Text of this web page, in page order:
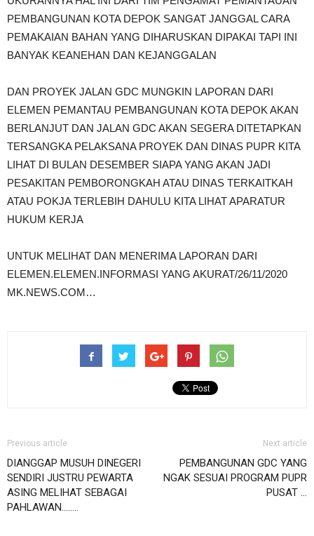
PEMBANGUNAN KOTA DEPOK SANGAT JANGGAL CARA
PEMAKAIAN BAHAN YANG DIHARUSKAN DIPAKAI TAPI INI
BANYAK KEANEHAN DAN KEJANGGALAN
DAN PROYEK JALAN GDC MUNGKIN LAPORAN DARI
ELEMEN PEMANTAU PEMBANGUNAN KOTA DEPOK AKAN
BERLANJUT DAN JALAN GDC AKAN SEGERA DITETAPKAN
TERSANGKA PELAKSANA PROYEK DAN DINAS PUPR KITA
LIHAT DI BULAN DESEMBER SIAPA YANG AKAN JADI
PESAKITAN PEMBORONGKAH ATAU DINAS TERKAITKAH
ATAU POKJA TERLEBIH DAHULU KITA LIHAT APARATUR
HUKUM KERJA
UNTUK MELIHAT DAN MENERIMA LAPORAN DARI
ELEMEN.ELEMEN.INFORMASI YANG AKURAT/26/11/2020
MK.NEWS.COM…
Previous article
DIANGGAP MUSUH DINEGERI
SENDIRI JUSTRU PEWARTA
ASING MELIHAT SEBAGAI
PAHLAWAN……..
Next article
PEMBANGUNAN GDC YANG
NGAK SESUAI PROGRAM PUPR
PUSAT …